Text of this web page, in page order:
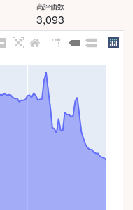
高評価数
3,093